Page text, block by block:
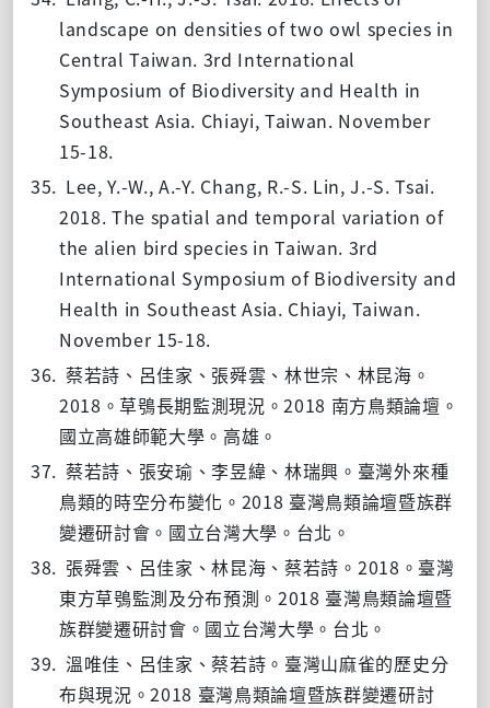
landscape on densities of two owl species in
Central Taiwan. 3rd International
Symposium of Biodiversity and Health in
Southeast Asia. Chiayi, Taiwan. November
15-18.
35. Lee, Y.-W., A.-Y. Chang, R.-S. Lin, J.-S. Tsai.
2018. The spatial and temporal variation of
the alien bird species in Taiwan. 3rd
International Symposium of Biodiversity and
Health in Southeast Asia. Chiayi, Taiwan.
November 15-18.
36. 蔡若詩、呂佳家、張舜雲、林世宗、林昆海。
2018 。草鴞長期監測現況。2018 南方鳥類論壇。
國立高雄師範大學。高雄。
37. 蔡若詩、張安瑜、李昱緯、林瑞興。臺灣外來種
鳥類的時空分布變化。 2018 臺灣鳥類論壇暨族群
變遷研討會。國立台灣大學。台北。
38. 張舜雲、呂佳家、林昆海、蔡若詩。 2018 。臺灣
東方草鴞監測及分布預測。 2018 臺灣鳥類論壇暨
族群變遷研討會。國立台灣大學。台北。
39. 溫唯佳、呂佳家、蔡若詩。臺灣山麻雀的歷史分
布與現況。2018 臺灣鳥類論壇暨族群變遷研討